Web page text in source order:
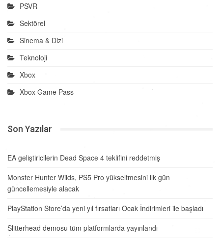
PSVR
Sektörel
Sinema & Dizi
Teknoloji
Xbox
Xbox Game Pass
Son Yazılar
EA geliştiricilerin Dead Space 4 teklifini reddetmiş
Monster Hunter Wilds, PS5 Pro yükseltmesini ilk gün
güncellemesiyle alacak
PlayStation Store’da yeni yıl fırsatları Ocak İndirimleri ile başladı
Slitterhead demosu tüm platformlarda yayınlandı